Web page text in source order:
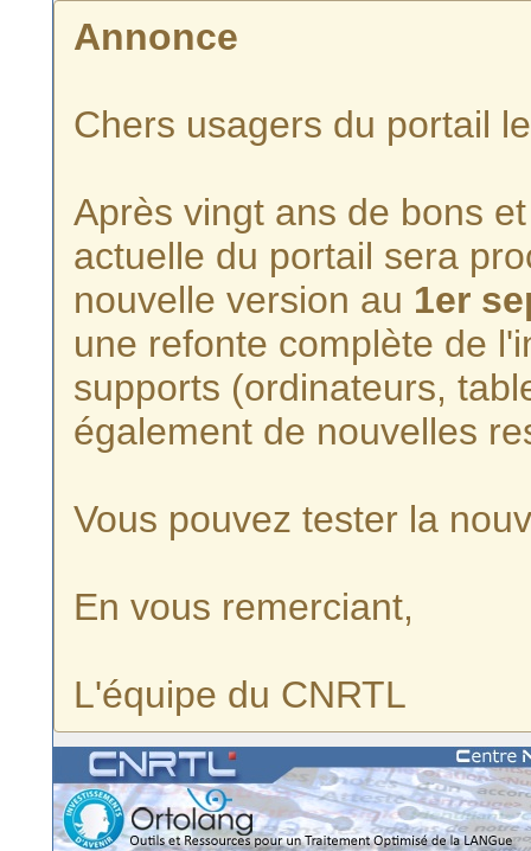
Annonce
Chers usagers du portail
Après vingt ans de bons
actuelle du portail sera
nouvelle version au 1er
une refonte complète de
supports (ordinateurs,
également de nouvelles
Vous pouvez tester la
En vous remerciant,
L'équipe du CNRTL